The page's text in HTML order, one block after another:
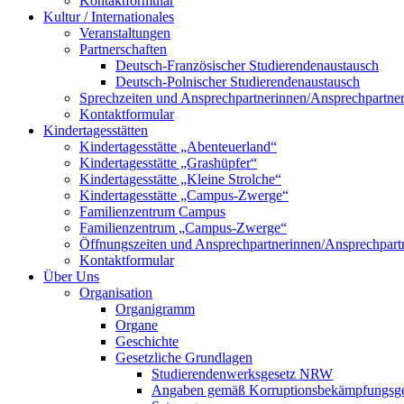
Kultur / Internationales
Veranstaltungen
Partnerschaften
Deutsch-Französischer Studierendenaustausch
Deutsch-Polnischer Studierendenaustausch
Sprechzeiten und Ansprechpartnerinnen/Ansprechpartner
Kontaktformular
Kindertagesstätten
Kindertagesstätte „Abenteuerland“
Kindertagesstätte „Grashüpfer“
Kindertagesstätte „Kleine Strolche“
Kindertagesstätte „Campus-Zwerge“
Familienzentrum Campus
Familienzentrum „Campus-Zwerge“
Öffnungszeiten und Ansprechpartnerinnen/
Kontaktformular
Über Uns
Organisation
Organigramm
Organe
Geschichte
Gesetzliche Grundlagen
Studierendenwerksgesetz NRW
Angaben gemäß